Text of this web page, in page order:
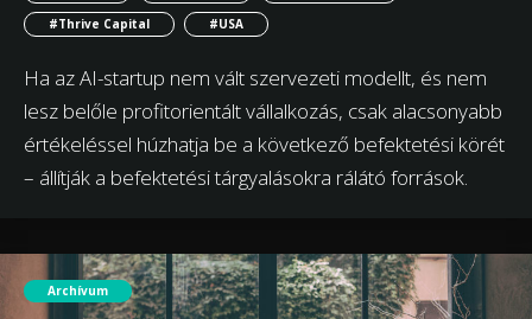
#Thrive Capital
#USA
Ha az AI-startup nem vált szervezeti modellt, és nem
lesz belőle profitorientált vállalkozás, csak alacsonyabb
értékeléssel húzhatja be a következő befektetési körét
– állítják a befektetési tárgyalásokra rálátó források.
Archívum